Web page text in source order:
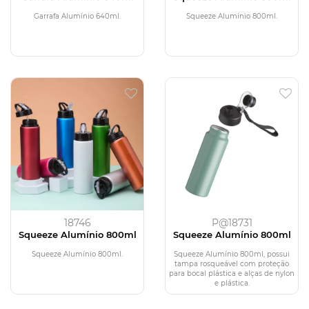
Garrafa Alumínio 640ml. Squeeze Alumínio 800ml.
18746
Squeeze Alumínio 800ml
Squeeze Alumínio 800ml.
P@18731
Squeeze Alumínio 800ml
Squeeze Alumínio 800ml, possui
tampa rosqueável com proteção
para bocal plástica e alças de nylon
e plástica.